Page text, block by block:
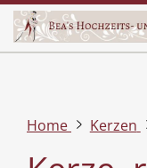
Home Kerzen